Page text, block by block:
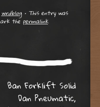
wrdblog • This entry was
thepermalink.
Ban Forklift Solid
Dan Pneumatic,